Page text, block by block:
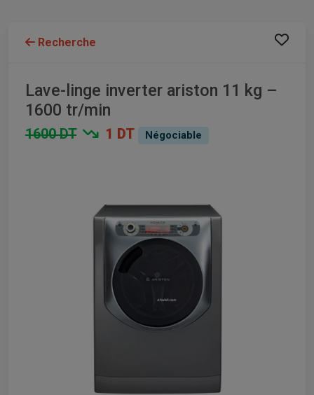
Recherche
Lave-linge inverter ariston 11 kg –
1600 tr/min
1600 DT 1 DT Négociable